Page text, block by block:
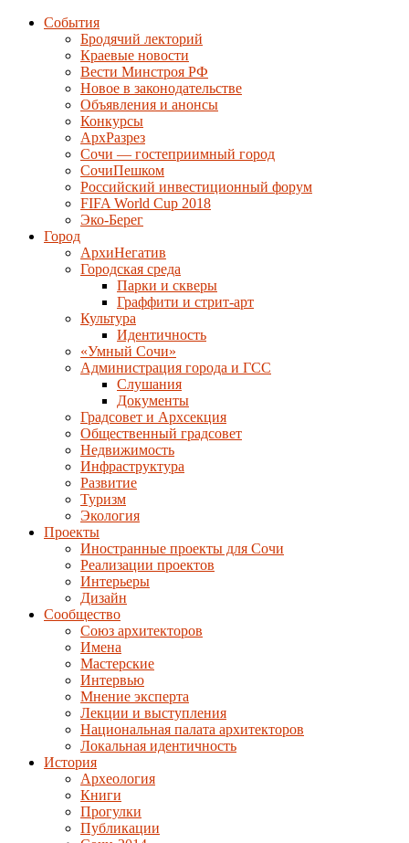
События
Бродячий лекторий
Краевые новости
Вести Минстроя РФ
Новое в законодательстве
Объявления и анонсы
Конкурсы
АрхРазрез
Сочи — гостеприимный город
СочиПешком
Российский инвестиционный форум
FIFA World Cup 2018
Эко-Берег
Город
АрхиНегатив
Городская среда
Парки и скверы
Граффити и стрит-арт
Культура
Идентичность
«Умный Сочи»
Администрация города и ГСС
Слушания
Документы
Градсовет и Архсекция
Общественный градсовет
Недвижимость
Инфраструктура
Развитие
Туризм
Экология
Проекты
Иностранные проекты для Сочи
Реализации проектов
Интерьеры
Дизайн
Сообщество
Союз архитекторов
Имена
Мастерские
Интервью
Мнение эксперта
Лекции и выступления
Национальная палата архитекторов
Локальная идентичность
История
Археология
Книги
Прогулки
Публикации